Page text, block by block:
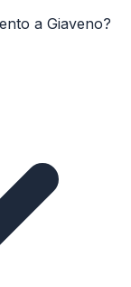
a Giaveno?